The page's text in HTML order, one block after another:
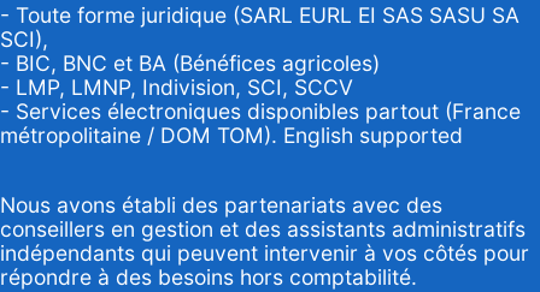
- Toute forme juridique (SARL EURL EI SAS SASU SA
SCI),
- BIC, BNC et BA (Bénéfices agricoles)
- LMP, LMNP, Indivision, SCI, SCCV
- Services électroniques disponibles partout (France
métropolitaine / DOM TOM). English supported
Nous avons établi des partenariats avec des
conseillers en gestion et des assistants administratifs
indépendants qui peuvent intervenir à vos côtés pour
répondre à des besoins hors comptabilité.